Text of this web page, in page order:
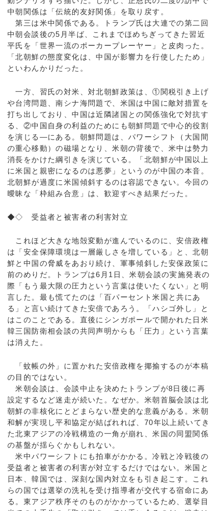
中朝関係は「伝統的友好関係」を取り戻す。
第三は米中関係である。トランプ氏は大連での第二回
中朝会談後の5月半ば、これまでほめちぎってきた習近
平氏を「世界一流のポーカープレーヤー」と皮肉った。
「北朝鮮の態度変化は、中国が影響力を行使したため」
といわんかりだった。
一方、習氏の対米、対北朝鮮政策は、①関税引き上げ
や台湾問題、南シナ海問題で、米国は中国に敵対措置を
打ち出しており、中国は近隣諸国との関係強化で対抗す
る、②中国自身の利益のためにも朝鮮問題で中心的役割
を演じる―にある。朝鮮問題は、パワーシフト（大国間
の重心移動）の磁場となり、米朝の背後で、米中は勢力
消長をかけた綱引きを演じている。「北朝鮮が中国以上
に米国と親密になるのは悪夢」というのが中国の本音。
北朝鮮が過度に米国傾斜するのは容認できない。今回の
曖昧な「枠組み合意」は、歓迎すべき結果だった。
◆◇ 受益者と被害者の利害対立
これほど大きな地殻変動が進んでいるのに、安倍政権
は「安全保障環境は一層厳しさを増している」と、北朝
鮮と中国の脅威をあおり続け、軍事傾斜した安保政策に
前のめりだ。トランプは6月1日、米朝会談の実施発表の
際「もう最大限の圧力という言葉は使いたくない」と明
言した。最も慌てたのは「百パーセント米国と共にあ
る」と言い続けてきた安倍であろう。「ハシゴ外し」と
はこのことである。直後にシンガポールで開かれた日米
韓三国防衛相会談の共同声明からも「圧力」という言葉
は消えた。
「蚊帳の外」に置かれた安倍政権を揶揄するのが本稿
の目的ではない。
米朝会談は、会談中止を決めたトランプが8日後に再
設定するなど迷走が続いた。なぜか。米朝首脳会談は北
朝鮮の非核化にとどまらない歴史的な意義がある。米朝
和解が実現し平和協定が結ばれれば、70年以上続いてき
た北東アジアの冷戦構造の一角が崩れ、米国の同盟関係
の基盤が揺らぐかもしれない。
米中パワーシフトにも拍車がかかる。冷戦と冷戦後の
受益者と被害者の利害が対立するだけではない。米国と
日本、韓国では、深刻な国内対立をも引き起こす。これ
らの国では選挙の洗礼を受け指導者が交代する宿命にあ
る。東アジア秩序そのものがかかっているため、選挙目